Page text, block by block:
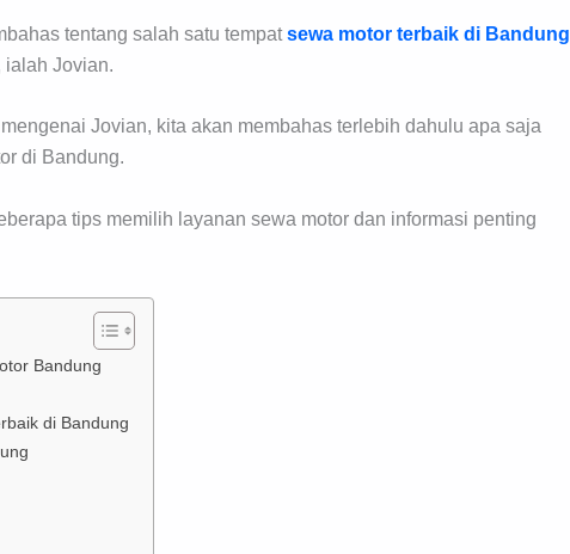
tentang salah satu tempatsewa motor terbaik di Bandung
ialah Jovian.
Jovian, kita akan membahas terlebih dahulu apa saja
di Bandung.
tips memilih layanan sewa motor dan informasi penting
Bandung
di Bandung